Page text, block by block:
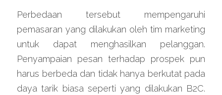
Perbedaan tersebut mempengaruhi
pemasaran yang dilakukan oleh tim marketing
untuk dapat menghasilkan pelanggan.
Penyampaian pesan terhadap prospek pun
harus berbeda dan tidak hanya berkutat pada
daya tarik biasa seperti yang dilakukan B2C.